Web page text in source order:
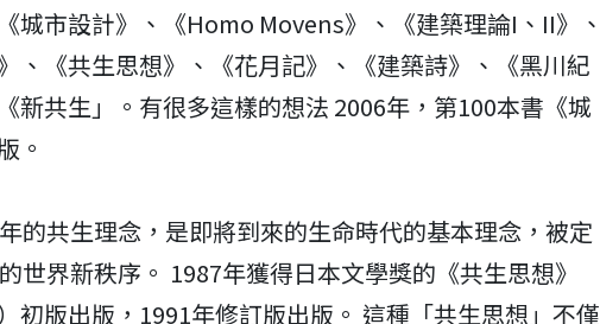
城市設計》、《Homo Movens》、《建築理論I、II》、
、《共生思想》、《花月記》、《建築詩》、《黑川紀
新共生」。有很多這樣的想法 2006年，第100本書《城
。
的共生理念，是即將到來的生命時代的基本理念，被定
世界新秩序。 1987年獲得日本文學獎的《共生思想》
）初版出版，1991年修訂版出版。 這種「共生思想」不僅